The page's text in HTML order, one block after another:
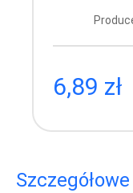
6,89 zł